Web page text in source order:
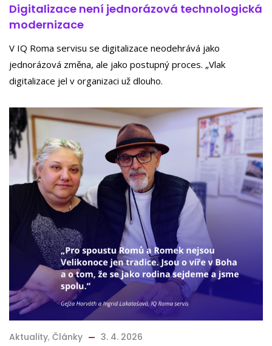
Digitalizace není jednorázová technologická
modernizace
V IQ Roma servisu se digitalizace neodehrává jako
jednorázová změna, ale jako postupný proces. „Vlak
digitalizace jel v organizaci už dlouho.
Aktuality, Články 3. 4. 2026